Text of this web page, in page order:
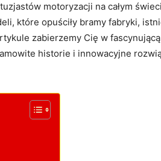
​motoryzacji‍ na całym
które opuściły bramy fabryki,
zabierzemy Cię w
historie i innowacyjne